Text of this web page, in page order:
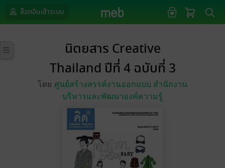
ล็อกอินเข้าระบบ
นิตยสาร Creative
Thailand ปีที่ 4 ฉบับที่ 3
โดย ศูนย์สร้างสรรค์งานออกแบบ สำนักงาน
บริหารและพัฒนาองค์ความรู้